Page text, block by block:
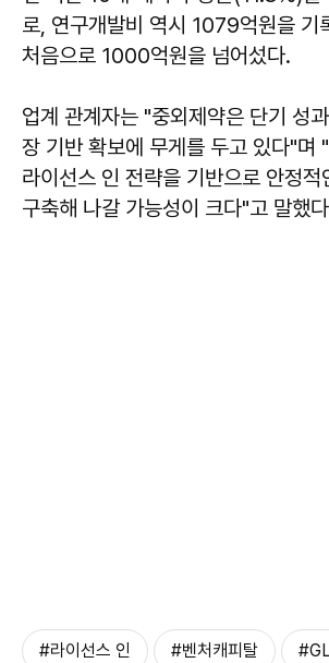
로, 연구개발비 역시 1079억원을 기
처음으로 1000억원을 넘어섰다.
업계 관계자는 "중외제약은 단기 성
장 기반 확보에 무게를 두고 있다"며
라이선스 인 전략을 기반으로 안정적
구축해 나갈 가능성이 크다"고 말했
#라이선스 인 #벤처캐피탈